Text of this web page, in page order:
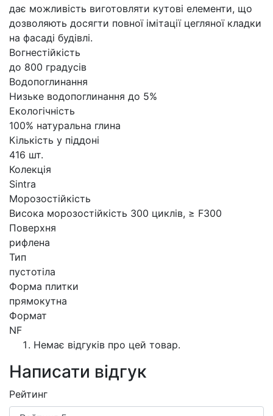
дає можливість виготовляти кутові елементи, що
дозволяють досягти повної імітації цегляної кладки
на фасаді будівлі.
Вогнестійкість
до 800 градусів
Водопоглинання
Низьке водопоглинання до 5%
Екологічність
100% натуральна глина
Кількість у піддоні
416 шт.
Колекція
Sintra
Морозостійкість
Висока морозостійкість 300 циклів, ≥ F300
Поверхня
рифлена
Тип
пустотіла
Форма плитки
прямокутна
Формат
NF
Немає відгуків про цей товар.
Написати відгук
Рейтинг